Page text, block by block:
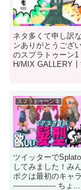
ネタ多くて申し訳
ンありがとうござ
のスプラトゥーン
H/MIX
スプラトゥーン３
ツイッターで
してみました！み
ボクは最初のキャ
------------------ ちょ...